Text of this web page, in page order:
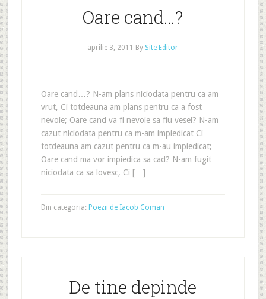
Oare cand…?
aprilie 3, 2011 By Site Editor
Oare cand…? N-am plans niciodata pentru ca am
vrut, Ci totdeauna am plans pentru ca a fost
nevoie; Oare cand va fi nevoie sa fiu vesel? N-am
cazut niciodata pentru ca m-am impiedicat Ci
totdeauna am cazut pentru ca m-au impiedicat;
Oare cand ma vor impiedica sa cad? N-am fugit
niciodata ca sa lovesc, Ci […]
Din categoria: Poezii de Iacob Coman
De tine depinde